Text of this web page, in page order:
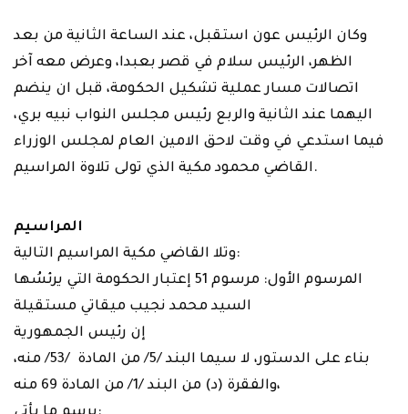
وكان الرئيس عون استقبل، عند الساعة الثانية من بعد
الظهر، الرئيس سلام في قصر بعبدا، وعرض معه آخر
اتصالات مسار عملية تشكيل الحكومة، قبل ان ينضم
اليهما عند الثانية والربع رئيس مجلس النواب نبيه بري،
فيما استدعي في وقت لاحق الامين العام لمجلس الوزراء
القاضي محمود مكية الذي تولى تلاوة المراسيم.
المراسيم
وتلا القاضي مكية المراسيم التالية:
المرسوم الأول: مرسوم 51 إعتبار الحكومة التي يرئسُها
السيد محمد نجيب ميقاتي مستقيلة
إن رئيس الجمهورية
بناء على الدستور، لا سيما البند /5/ من المادة /53/ منه،
والفقرة (د) من البند /1/ من المادة 69 منه،